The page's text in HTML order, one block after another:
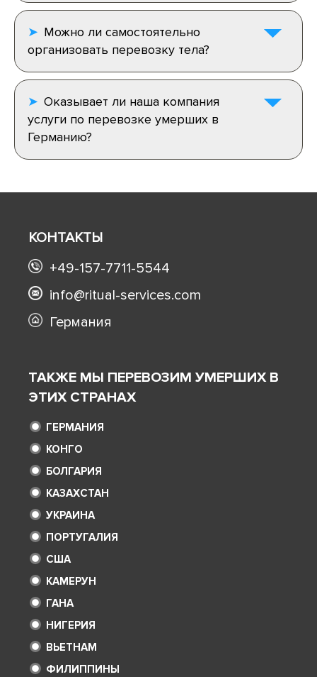
Можно ли самостоятельно
организовать перевозку тела?
Оказывает ли наша компания
услуги по перевозке умерших в
Германию?
КОНТАКТЫ
+49-157-7711-5544
info@ritual-services.com
Германия
ТАКЖЕ МЫ ПЕРЕВОЗИМ УМЕРШИХ В
ЭТИХ СТРАНАХ
ГЕРМАНИЯ
КОНГО
БОЛГАРИЯ
КАЗАХСТАН
УКРАИНА
ПОРТУГАЛИЯ
США
КАМЕРУН
ГАНА
НИГЕРИЯ
ВЬЕТНАМ
ФИЛИППИНЫ